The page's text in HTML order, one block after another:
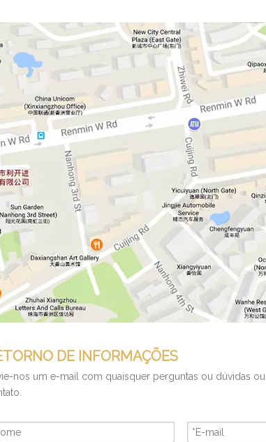
DE INFORMAÇÕES
nos um e-mail com quaisquer perguntas ou dúvidas